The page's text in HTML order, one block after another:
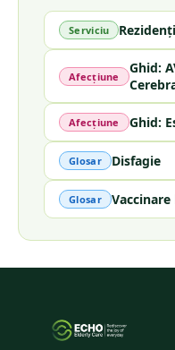
Serviciu
Afecțiune
Ghid:
Afecțiune Ghid:
Glosar Disfagie
Glosar